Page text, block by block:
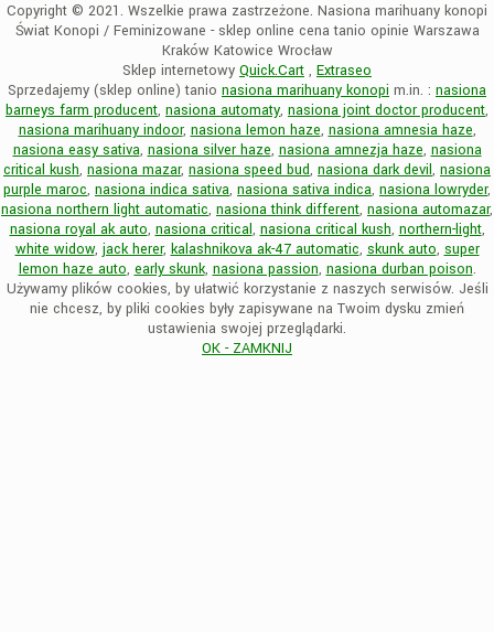
Copyright © 2021. Wszelkie prawa zastrzeżone. Nasiona marihuany konopi
Świat Konopi / Feminizowane - sklep online cena tanio opinie Warszawa
Kraków Katowice Wrocław
Sklep internetowy Quick.Cart , Extraseo
Sprzedajemy (sklep online) tanio nasiona marihuany konopi m.in. : nasiona
barneys farm producent, nasiona automaty, nasiona joint doctor producent,
nasiona marihuany indoor, nasiona lemon haze, nasiona amnesia haze,
nasiona easy sativa, nasiona silver haze, nasiona amnezja haze, nasiona
critical kush, nasiona mazar, nasiona speed bud, nasiona dark devil, nasiona
purple maroc, nasiona indica sativa, nasiona sativa indica, nasiona lowryder,
nasiona northern light automatic, nasiona think different, nasiona automazar,
nasiona royal ak auto, nasiona critical, nasiona critical kush, northern-light,
white widow, jack herer, kalashnikova ak-47 automatic, skunk auto, super
lemon haze auto, early skunk, nasiona passion, nasiona durban poison.
Używamy plików cookies, by ułatwić korzystanie z naszych serwisów. Jeśli
nie chcesz, by pliki cookies były zapisywane na Twoim dysku zmień
ustawienia swojej przeglądarki.
OK - ZAMKNIJ